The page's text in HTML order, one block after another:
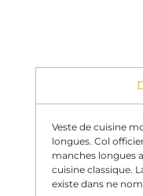
Veste de cuisine
longues. Col
manches longues
cuisine classique.
existe dans ne